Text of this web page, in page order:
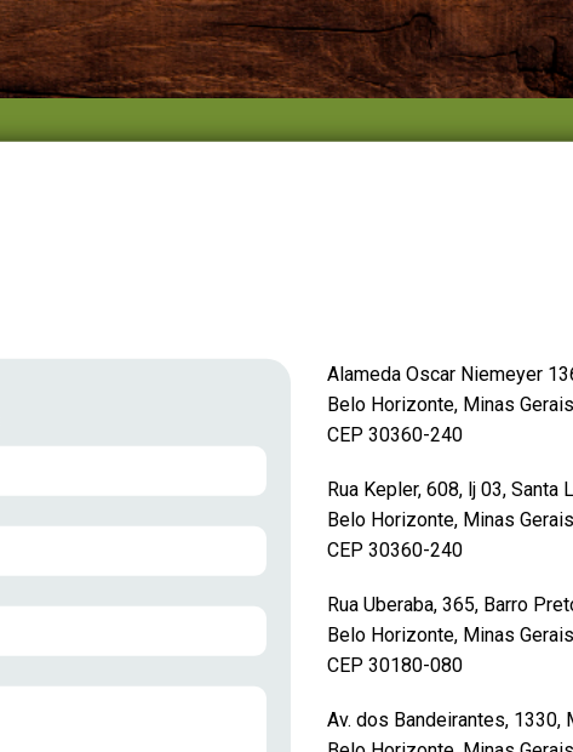
Alameda Oscar Niemeyer
Belo Horizonte, Minas Gerais
CEP 30360-240
Rua Kepler, 608, lj 03, Santa
Belo Horizonte, Minas Gerais
CEP 30360-240
Rua Uberaba, 365, Barro
Belo Horizonte, Minas Gerais
CEP 30180-080
Av. dos Bandeirantes, 1330,